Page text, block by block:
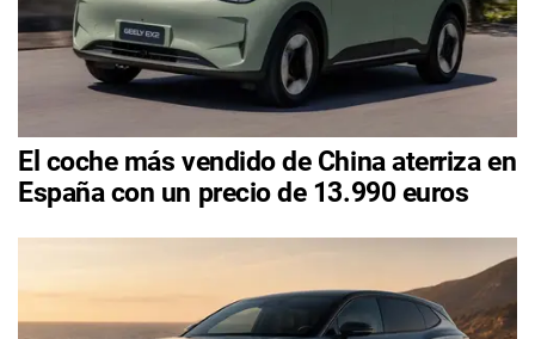
El coche más vendido de China aterriza en
España con un precio de 13.990 euros